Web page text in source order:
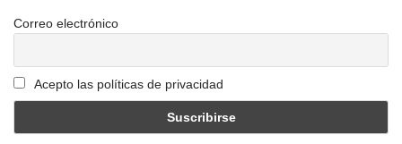
Correo electrónico
Acepto las políticas de privacidad